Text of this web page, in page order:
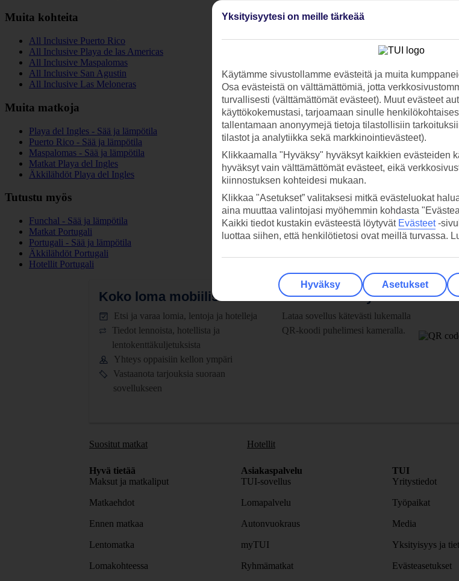
Muita kohteita
All Inclusive Puerto Rico
All Inclusive Playa de las Americas
All Inclusive Maspalomas
All Inclusive San Agustin
All Inclusive Las Meloneras
Muita matkoja
Playa del Ingles - Sää ja lämpötila
Puerto Rico - Sää ja lämpötila
Maspalomas - Sää ja lämpötila
Matkat Playa del Ingles
Äkkilähdöt Playa del Ingles
Tutustu myös
Funchal - Sää ja lämpötila
Matkat Portugali
Portugali - Sää ja lämpötila
Äkkilähdöt Portugali
Hotellit Portugali
Koko loma mobiilissa. Lataa TUI-sovellus nyt!
Etsi ja varaa lomia, lentoja ja hotelleja
Tiedot lennoista, hotellista ja
lentokenttäkuljetuksista
Yhteys oppaisiin kellon ympäri
Vastaanota tarjouksia suoraan
sovellukseen
Lataa sovellus kätevästi lukemalla
QR-koodi puhelimesi kameralla.
Suositut matkat Hotellit
Hyvä tietää
Maksut ja matkaliput
Matkaehdot
Ennen matkaa
Lentomatka
Lomakohteessa
Asiakaspalvelu
TUI-sovellus
Lomapalvelu
Autonvuokraus
myTUI
Ryhmämatkat
TUI
Yritystiedot
Työpaikat
Media
Yksityisyys ja
Evästeasetukset
Yksityisyytesi on meille tärkeää
Käytämme sivustollamme evästeitä ja muita
Osa evästeistä on välttämättömiä, jotta
turvallisesti (välttämättömät evästeet). Muut evästeet
käyttökokemustasi, tarjoamaan sinulle
tallentamaan anonyymejä tietoja tilastollisiin
tilastot ja analytiikka sekä markkinointievästeet).
Klikkaamalla "Hyväksy" hyväksyt kaikkien evästeiden
hyväksyt vain välttämättömät evästeet, eikä
kiinnostuksen kohteidesi mukaan.
Klikkaa "Asetukset” valitaksesi mitkä evästeluokat
aina muuttaa valintojasi myöhemmin kohdasta
Kaikki tiedot kustakin evästeestä löytyvät Evästeet-
luottaa siihen, että henkilötietosi ovat meillä turvassa.
Hyväksy Asetukset